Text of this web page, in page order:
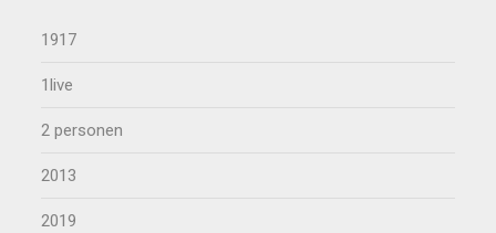
1917
1live
2 personen
2013
2019